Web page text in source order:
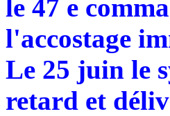
le 47 e
l'accostage
Le 25 juin le
retard et